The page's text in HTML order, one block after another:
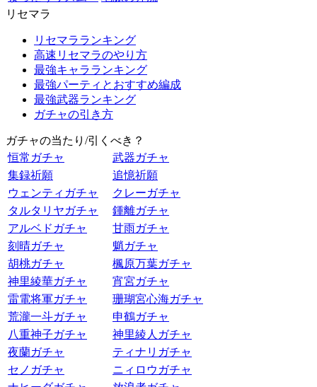
リセマラ
リセマラランキング
高速リセマラのやり方
最強キャラランキング
最強パーティとおすすめ編成
最強武器ランキング
ガチャの引き方
ガチャの当たり/引くべき？
恒常ガチャ
武器ガチャ
集録祈願
追憶祈願
ウェンティガチャ
クレーガチャ
タルタリヤガチャ
鍾離ガチャ
アルベドガチャ
甘雨ガチャ
刻晴ガチャ
魈ガチャ
胡桃ガチャ
楓原万葉ガチャ
神里綾華ガチャ
宵宮ガチャ
雷電将軍ガチャ
珊瑚宮心海ガチャ
荒瀧一斗ガチャ
申鶴ガチャ
八重神子ガチャ
神里綾人ガチャ
夜蘭ガチャ
ティナリガチャ
セノガチャ
ニィロウガチャ